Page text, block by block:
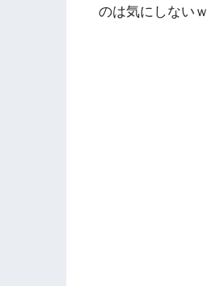
のは気にしないｗ